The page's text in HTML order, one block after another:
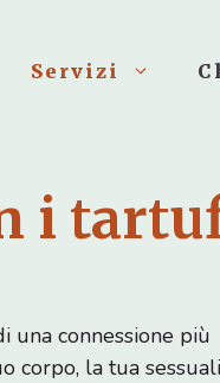
Servizi
i
una connessione più
corpo, la tua